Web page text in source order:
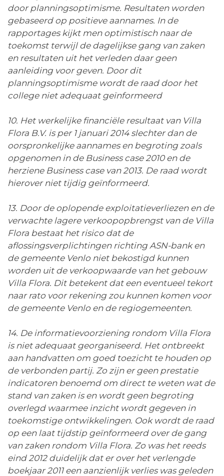
door planningsoptimisme. Resultaten worden
gebaseerd op positieve aannames. In de
rapportages kijkt men optimistisch naar de
toekomst terwijl de dagelijkse gang van zaken
en resultaten uit het verleden daar geen
aanleiding voor geven. Door dit
planningsoptimisme wordt de raad door het
college niet adequaat geïnformeerd
10. Het werkelijke financiële resultaat van Villa
Flora B.V. is per 1 januari 2014 slechter dan de
oorspronkelijke aannames en begroting zoals
opgenomen in de Business case 2010 en de
herziene Business case van 2013. De raad wordt
hierover niet tijdig geïnformeerd.
13. Door de oplopende exploitatieverliezen en de
verwachte lagere verkoopopbrengst van de Villa
Flora bestaat het risico dat de
aflossingsverplichtingen richting ASN-bank en
de gemeente Venlo niet bekostigd kunnen
worden uit de verkoopwaarde van het gebouw
Villa Flora. Dit betekent dat een eventueel tekort
naar rato voor rekening zou kunnen komen voor
de gemeente Venlo en de regiogemeenten.
14. De informatievoorziening rondom Villa Flora
is niet adequaat georganiseerd. Het ontbreekt
aan handvatten om goed toezicht te houden op
de verbonden partij. Zo zijn er geen prestatie
indicatoren benoemd om direct te weten wat de
stand van zaken is en wordt geen begroting
overlegd waarmee inzicht wordt gegeven in
toekomstige ontwikkelingen. Ook wordt de raad
op een laat tijdstip geïnformeerd over de gang
van zaken rondom Villa Flora. Zo was het reeds
eind 2012 duidelijk dat er over het verlengde
boekjaar 2011 een aanzienlijk verlies was geleden